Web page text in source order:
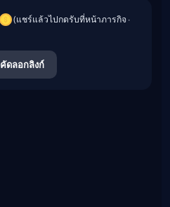
(แชร์แล้วไปกดรับที่หน้าภารกิจ ·
คัดลอกลิงก์